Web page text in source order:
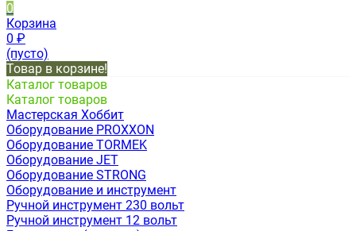
0
Корзина
0 ₽
(пусто)
Товар в корзине!
Каталог товаров
Каталог товаров
Мастерская Хоббит
Оборудование PROXXON
Оборудование TORMEK
Оборудование JET
Оборудование STRONG
Оборудование и инструмент
Ручной инструмент 230 вольт
Ручной инструмент 12 вольт